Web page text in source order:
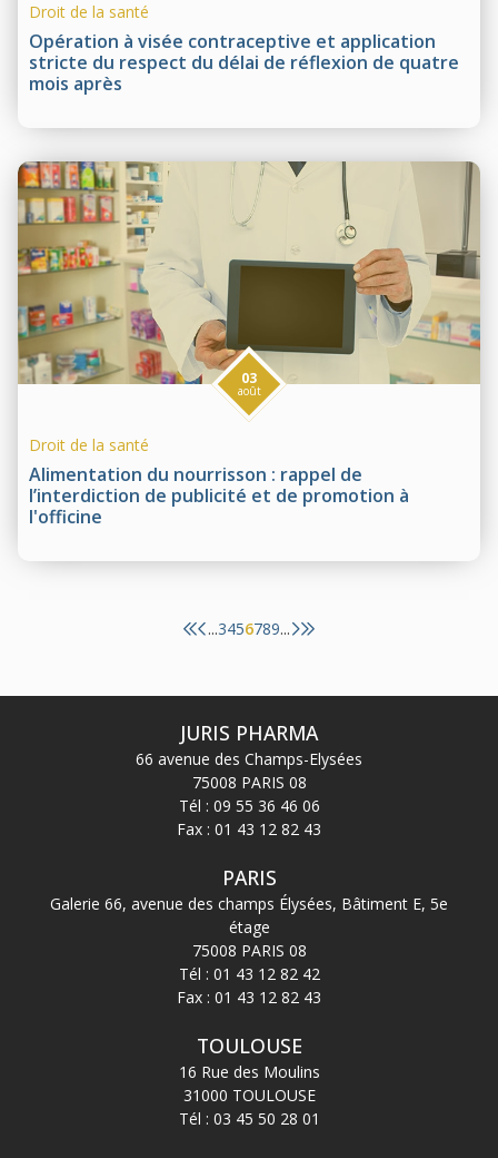
Opération à visée contraceptive et application
stricte du respect du délai de réflexion de quatre
mois après
Droit de la santé
Alimentation du nourrisson : rappel de
l’interdiction de publicité et de promotion à
l'officine
03
août
Droit de la santé
...3456789...
JURIS PHARMA
66 avenue des Champs-Elysées
75008 PARIS 08
Tél : 09 55 36 46 06
Fax : 01 43 12 82 43
PARIS
Galerie 66, avenue des champs Élysées, Bâtiment E, 5e
étage
75008 PARIS 08
Tél : 01 43 12 82 42
Fax : 01 43 12 82 43
TOULOUSE
16 Rue des Moulins
31000 TOULOUSE
Tél : 03 45 50 28 01